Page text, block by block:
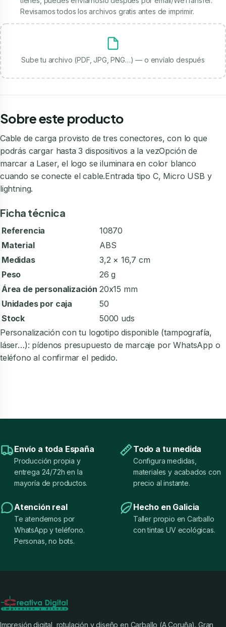
Revisamos todos los archivos gratis antes de imprimir.
Sube tu archivo (PDF, JPG, PNG…) — o envíalo después
Sobre este producto
Cable de carga provisto de tres conectores, con lo que
podrás cargar hasta 3 dispositivos a la vezOpción de
marcar a Laser, el logo se iluminara en color blanco
cuando se conecte el cable.Entrada tipo C, Micro USB y
lightning.
Ficha técnica
Referencia
10870
Material
ABS
Medidas
3,2 × 16,7 cm
Peso
26 g
Área de personalización 20x15 mm
Unidades por caja
50
Stock
5000 uds
Personalización con tu logotipo disponible (tampografía,
láser…): pídenos presupuesto de marcaje por WhatsApp o
teléfono al confirmar el pedido.
Envío a toda España
Producción propia y
entrega 24/72h en la
mayoría de productos.
Todo a tu medida
Configura medidas,
materiales y acabados con
precio al instante.
Atención real
Te atendemos por
WhatsApp y teléfono.
Personas, no bots.
Hecho en Galicia
Taller propio en Carballo
con tintas UV ecológicas.
Impresión digital, rotulación y diseño en Carballo (A Coruña). Gran